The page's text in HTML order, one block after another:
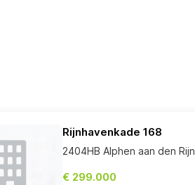
Rijnhavenkade 168
2404HB Alphen aan den Rijn
€ 299.000